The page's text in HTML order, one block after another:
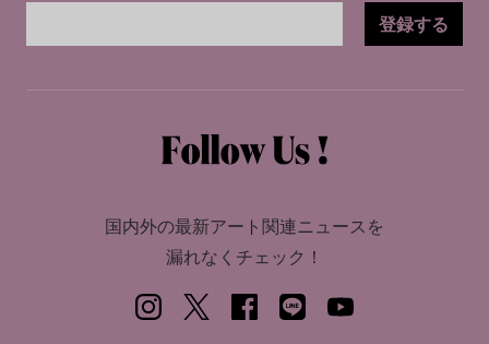
登録する
国内外の最新アート関連ニュースを
漏れなくチェック！